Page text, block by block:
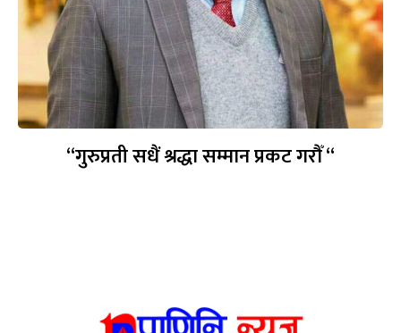
“गुरुप्रती सधैं श्रद्धा सम्मान प्रकट गरौँ “